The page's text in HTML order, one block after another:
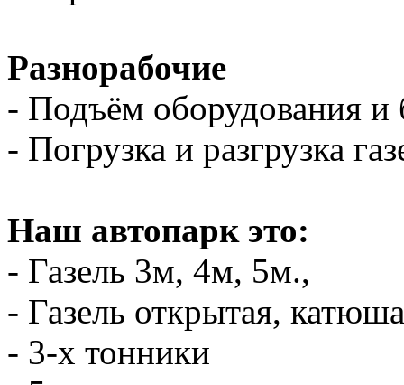
Разнорабочие
- Подъём оборудования и
- Погрузка и разгрузка
Наш автопарк это:
- Газель 3м, 4м, 5м.,
- Газель открытая,
- 3-х тонники